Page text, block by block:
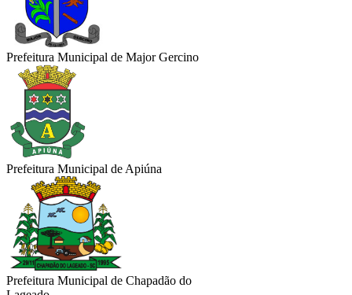
Prefeitura Municipal de Major Gercino
Prefeitura Municipal de Apiúna
Prefeitura Municipal de Chapadão do